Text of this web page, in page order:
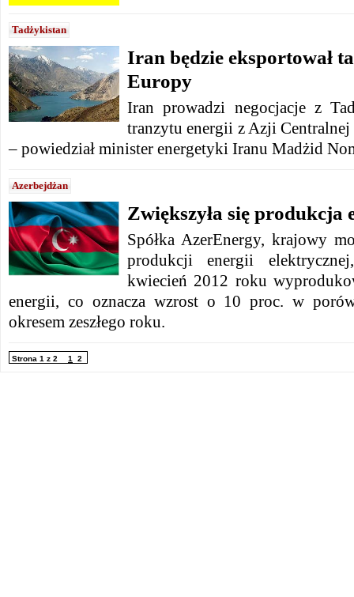
Tadżykistan
Iran będzie eksportował
Europy
Iran prowadzi negocjacje z
tranzytu energii z Azji
– powiedział minister energetyki Iranu Madżid
Azerbejdżan
Zwiększyła się produkcja
Spółka AzerEnergy, krajowy
produkcji energii
kwiecień 2012 roku
energii, co oznacza wzrost o 10 proc. w
okresem zeszłego roku.
Strona 1 z 2 1 2